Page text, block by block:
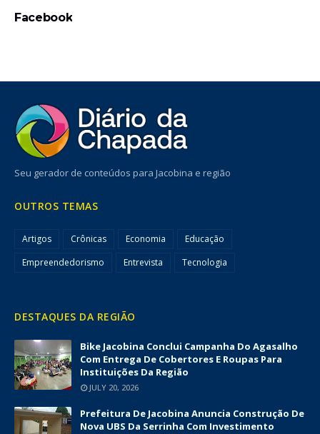
Facebook
Seu gerador de conteúdos para Jacobina e região
OUTROS TEMAS
Artigos Crônicas Economia
Educação
Empreendedorismo
Entrevista Tecnologia
DESTAQUES DA REGIÃO
Bike Jacobina Conclui Campanha Do Agasalho
Com Entrega De Cobertores E Roupas Para
Instituições Da Região
JULY 20, 2026
Prefeitura De Jacobina Anuncia Construção De
Nova UBS Da Serrinha Com Investimento